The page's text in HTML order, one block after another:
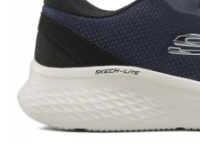
Slapi barbati
Mocasini
Pantofi sport femei
Slapi femei
Sandale & Slapi copii